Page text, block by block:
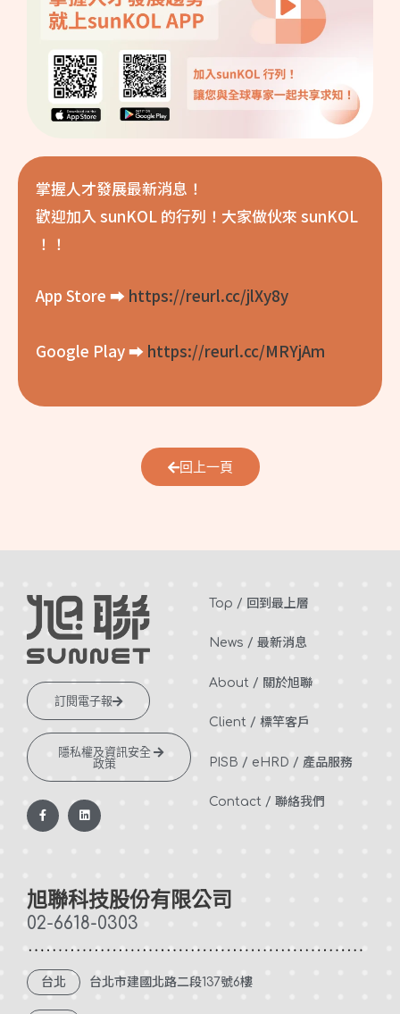
掌握人才發展最新消息！
歡迎加入 sunKOL 的行列！大家做伙來 sunKOL
！！
App Store ➡️ https://reurl.cc/jlXy8y
Google Play ➡️ https://reurl.cc/MRYjAm
回上一頁
訂閱電子報
隱私權及資訊安全
政策
F
a
-
f
L
i
Top / 回到最上層
News / 最新消息
About / 關於旭聯
Client / 標竿客戶
PISB / eHRD / 產品服務
Contact / 聯絡我們
旭聯科技股份有限公司
02-6618-0303
台北 台北市建國北路二段137號6樓